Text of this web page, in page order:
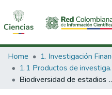
Communities & Collections
All of DSpace
Home
1.1
Biodiversidad de estadios de vida vulnerable de organismos marinos en Bahía Málaga